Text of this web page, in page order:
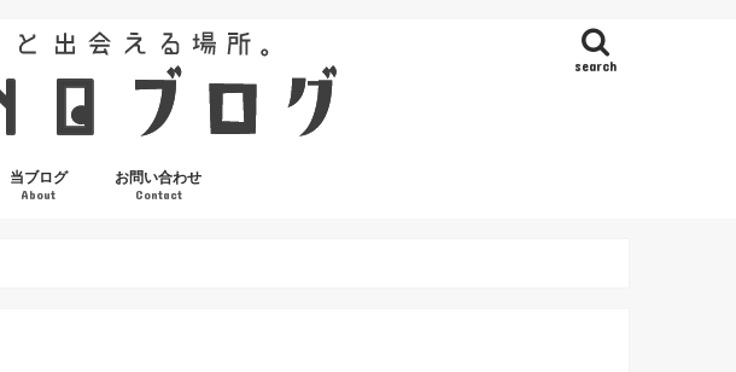
search
当ブログ
About
お問い合わせ
Contact